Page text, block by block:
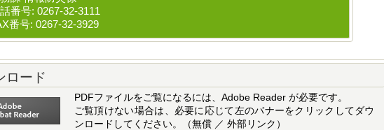
番号: 0267-32-3111
番号: 0267-32-3929
ロード
PDFファイルをご覧になるには、Adobe Reader が必要です。
ご覧頂けない場合は、必要に応じて左のバナーをクリックしてダウ
ンロードしてください。（無償 ／ 外部リンク）